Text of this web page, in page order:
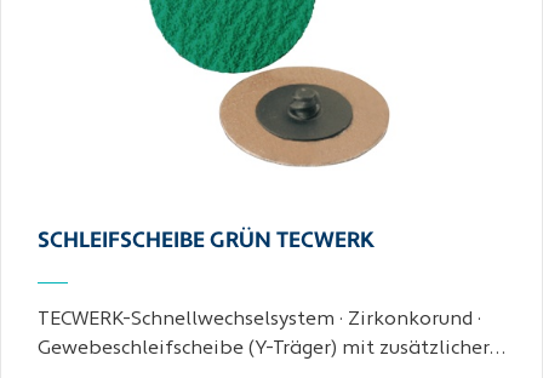
SCHLEIFSCHEIBE GRÜN TECWERK
TECWERK-Schnellwechselsystem · Zirkonkorund ·
Gewebeschleifscheibe (Y-Träger) mit zusätzlicher…